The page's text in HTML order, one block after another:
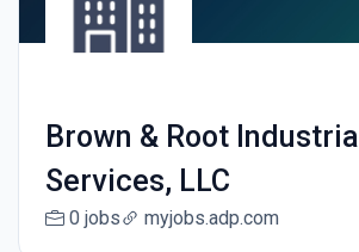
Brown & Root Industrial
Services, LLC
0 jobs myjobs.adp.com